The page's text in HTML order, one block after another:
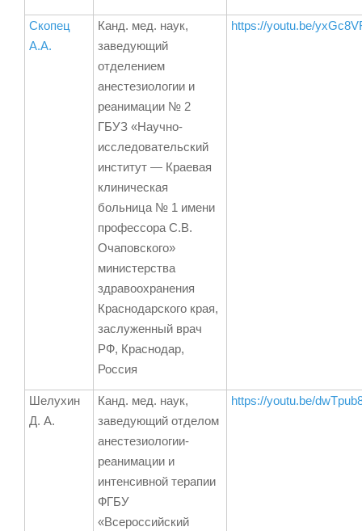
Скопец
А.А.
Канд. мед. наук,
заведующий
отделением
анестезиологии и
реанимации № 2
ГБУЗ «Научно-
исследовательский
институт — Краевая
клиническая
больница № 1 имени
профессора С.В.
Очаповского»
министерства
здравоохранения
Краснодарского края,
заслуженный врач
РФ, Краснодар,
Россия
https://youtu.be/
Шелухин
Д. А.
Канд. мед. наук,
заведующий отделом
анестезиологии-
реанимации и
интенсивной терапии
ФГБУ
«Всероссийский
https://youtu.be/